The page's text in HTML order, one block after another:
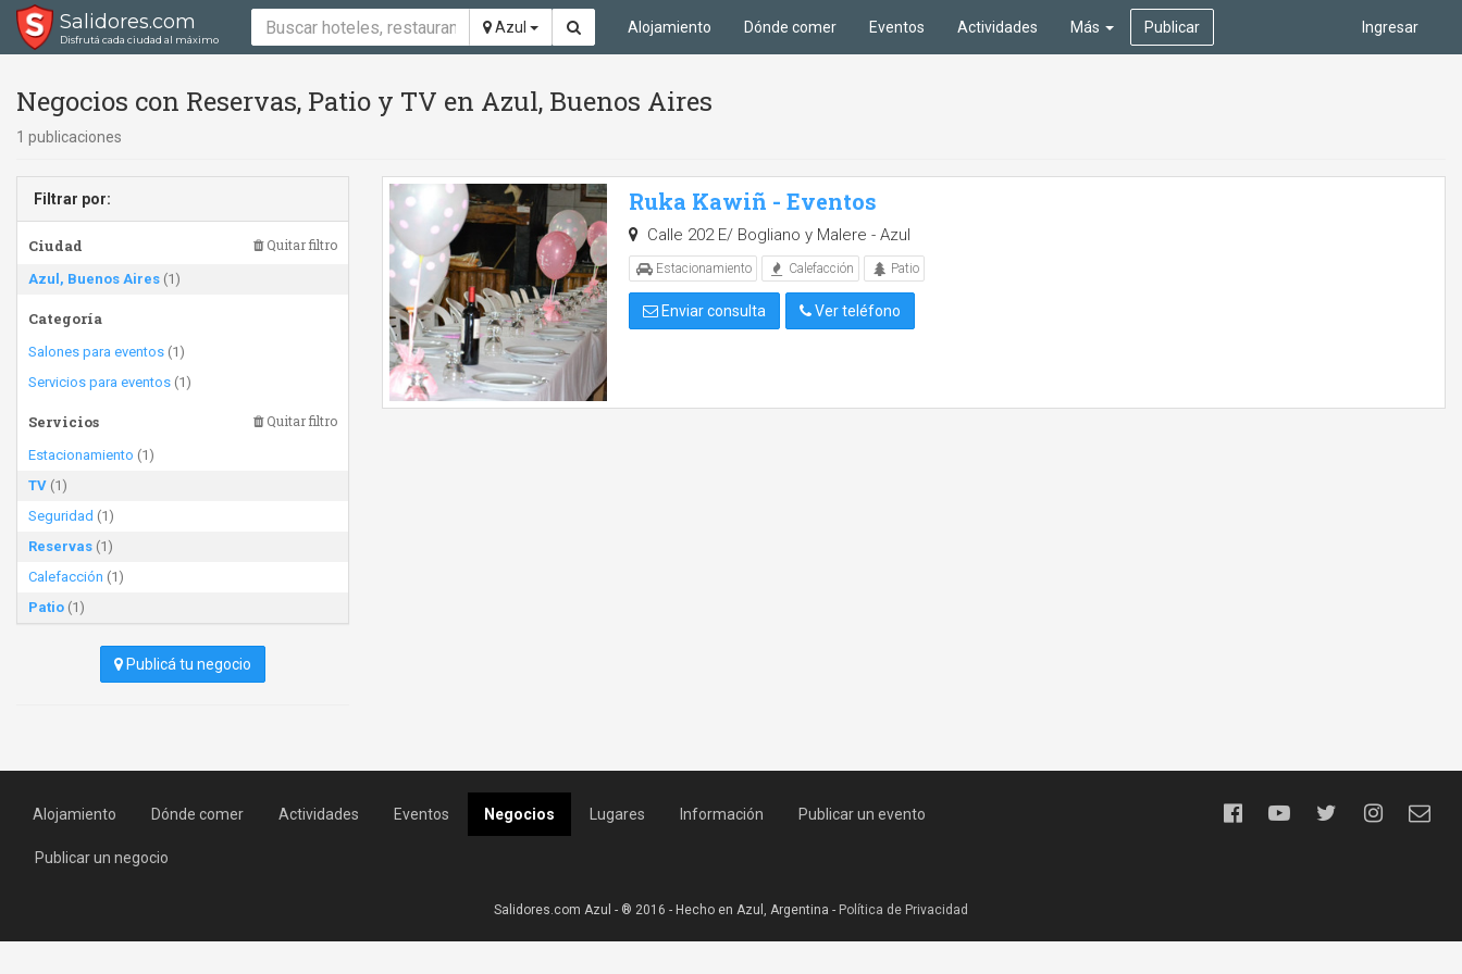
Salidores.com
Disfrutá cada ciudad al máximo
Azul Ingresar
Alojamiento Dónde comer Eventos Actividades Más Publicar
Negocios con Reservas, Patio y TV en Azul, Buenos Aires
1 publicaciones
Filtrar por:
Ciudad Quitar filtro
Azul, Buenos Aires (1)
Categoría
Salones para eventos (1)
Servicios para eventos (1)
Servicios Quitar filtro
Estacionamiento (1)
TV (1)
Seguridad (1)
Reservas (1)
Calefacción (1)
Patio (1)
Publicá tu negocio
Ruka Kawiñ - Eventos
Calle 202 E/ Bogliano y Malere - Azul
Estacionamiento Calefacción Patio
Enviar consulta Ver teléfono
Alojamiento Dónde comer Actividades Eventos Negocios Lugares Información Publicar un evento
Publicar un negocio
Salidores.com Azul - ® 2016 - Hecho en Azul, Argentina - Política de Privacidad